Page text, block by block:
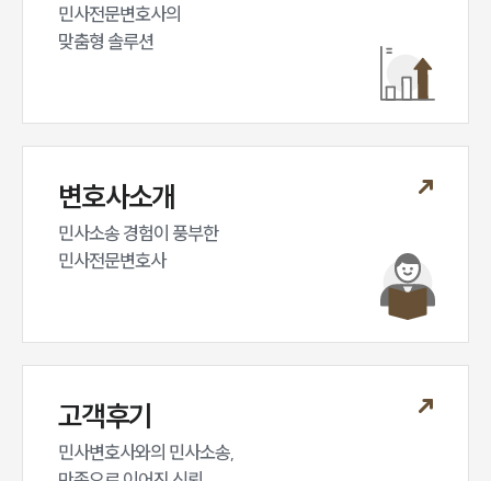
민사전문변호사의
맞춤형 솔루션
변호사소개
민사소송 경험이 풍부한
민사전문변호사
고객후기
민사변호사와의 민사소송,